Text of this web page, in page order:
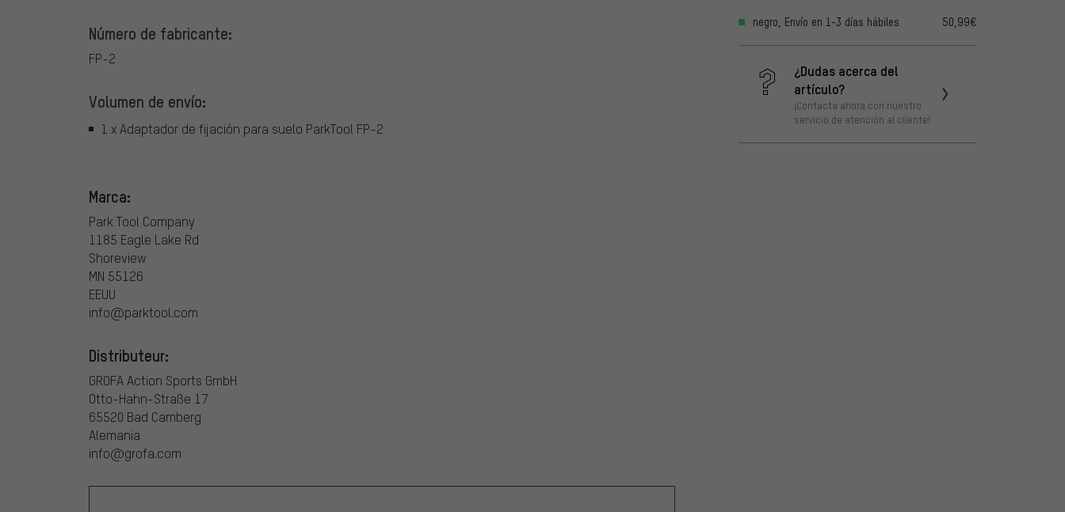
Número de fabricante:
FP-2
Volumen de envío:
1 x Adaptador de fijación para suelo ParkTool FP-2
Marca:
Park Tool Company
1185 Eagle Lake Rd
Shoreview
MN 55126
EEUU
info@parktool.com
Distributeur:
GROFA Action Sports GmbH
Otto-Hahn-Straße 17
65520 Bad Camberg
Alemania
info@grofa.com
negro, Envío en 1-3 días hábiles 50,99€
¿Dudas acerca del
artículo?
¡Contacta ahora con nuestro
servicio de atención al cliente!